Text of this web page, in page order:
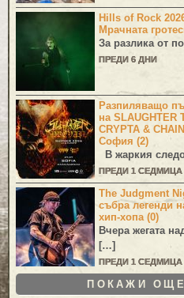
Hills of Rock
Мрачната
За разлика от
ПРЕДИ 6 ДНИ
Разпиляващо
на SLAUGHTER
CRYPTA &
София (2)
В жаркия
ПРЕДИ 1 СЕДМИЦА
The Judgment
събра легенди
хип-хопа (0)
Вчера жегата
[…]
ПРЕДИ 1 СЕДМИЦА
ПОКАЖИ ОЩЕ